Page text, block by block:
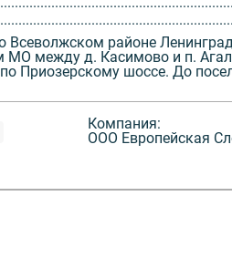
Всеволжском районе
МО между д. Касимово и п.
Приозерскому шоссе. До
Компания:
ООО Европейская